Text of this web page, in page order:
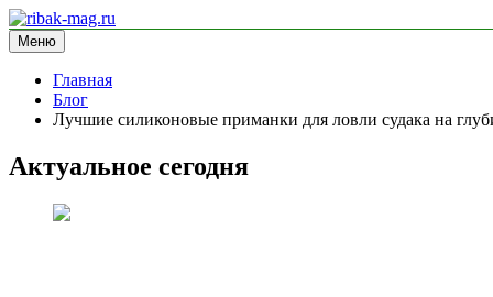
Перейти
к
содержимому
ribak-mag.ru
блог про рыбалку
Меню
Главная
Блог
Лучшие силиконовые приманки для ловли судака на
Актуальное сегодня